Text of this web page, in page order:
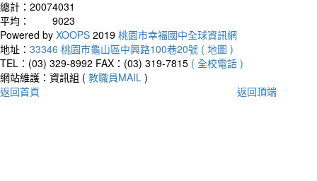
總計： 20074031
平均：
9023
Powered by XOOPS 2019 桃園市幸福國中全球資訊網
地址： 33346 桃園市龜山區中興路100巷20號 ( 地圖 )
TEL：(03) 329-8992 FAX：(03) 319-7815 ( 全校電話 )
網站維護：資訊組 ( 教職員MAIL )
返回首頁
返回頂端